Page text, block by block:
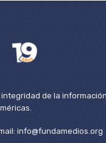
de la
info@fundamedios.org